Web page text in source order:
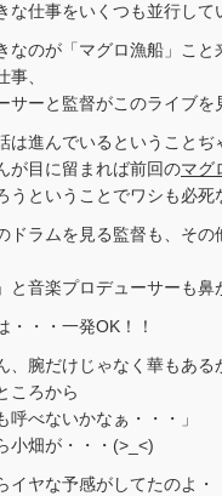
な仕事をいくつも並行して
なのが「マグロ漁船」こと
、
サーと監督がこのライブを
は進んでいるということぢ
が目に留まれば前回のマグ
うということでワシも必死
ドラムを見る監督も、その
と音楽プロデューサーも鼻
・・・一発OK！！
、腕だけじゃなく華もある
ころから
呼べないかなぁ・・・」
小畑が・・・(>_<)
イヤな予感がしてたのよ・